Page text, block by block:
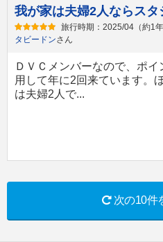
我が家は夫婦2人ならスタ
旅行時期：2025/04（約1年
タビードンさん
ＤＶＣメンバーなので、ポイ
用して年に2回来ています。
は夫婦2人で...
次の10件